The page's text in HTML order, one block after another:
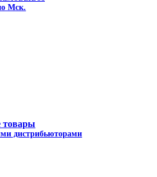
Мск.
товары
дистрибьюторами